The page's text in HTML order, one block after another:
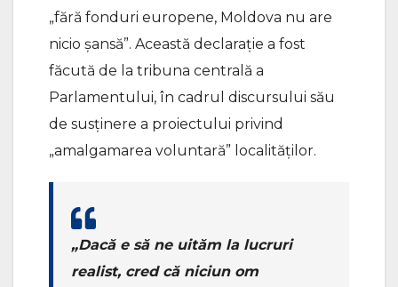
„fără fonduri europene, Moldova nu are
nicio șansă”. Această declarație a fost
făcută de la tribuna centrală a
Parlamentului, în cadrul discursului său
de susținere a proiectului privind
„amalgamarea voluntară” localităților.
„Dacă e să ne uităm la lucruri
realist, cred că niciun om